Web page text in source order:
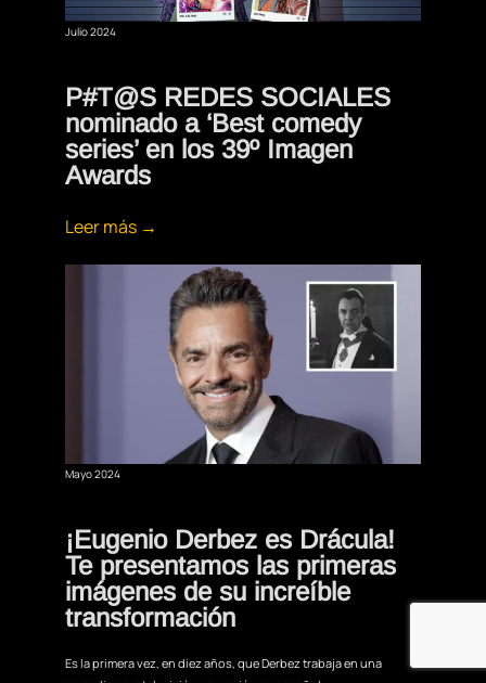
Julio 2024
P#T@S REDES SOCIALES
nominado a ‘Best comedy
series’ en los 39º Imagen
Awards
Leer más →
Mayo 2024
¡Eugenio Derbez es Drácula!
Te presentamos las primeras
imágenes de su increíble
transformación
Es la primera vez, en diez años, que Derbez trabaja en una